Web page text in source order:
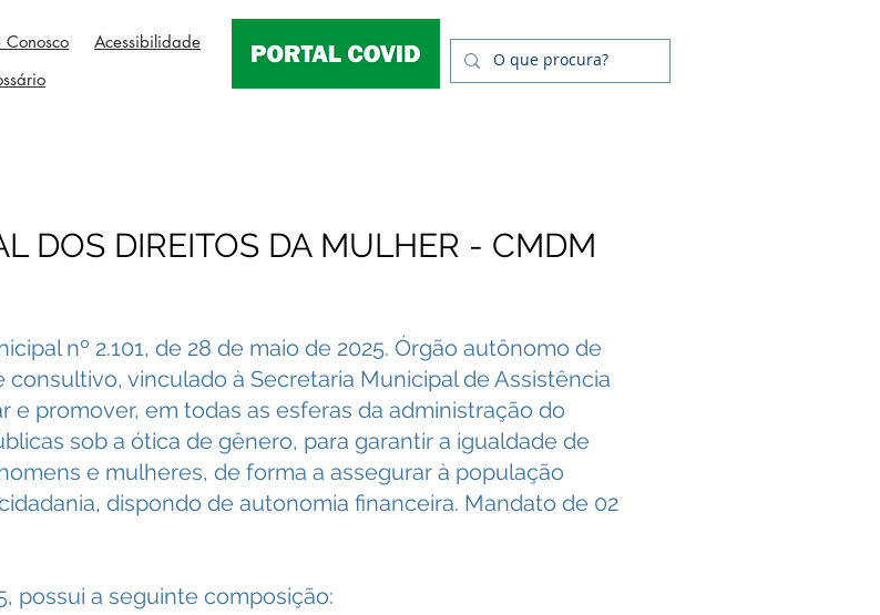
Conosco
Acessibilidade
DOS DIREITOS DA MULHER - CMDM
nº 2.101, de 28 de maio de 2025. Órgão autônomo de
vinculado à Secretaria Municipal de Assistência
e promover, em todas as esferas da administração do
sob a ótica de gênero, para garantir a igualdade de
e mulheres, de forma a assegurar à população
dispondo de autonomia financeira. Mandato de 02
possui a seguinte composição: